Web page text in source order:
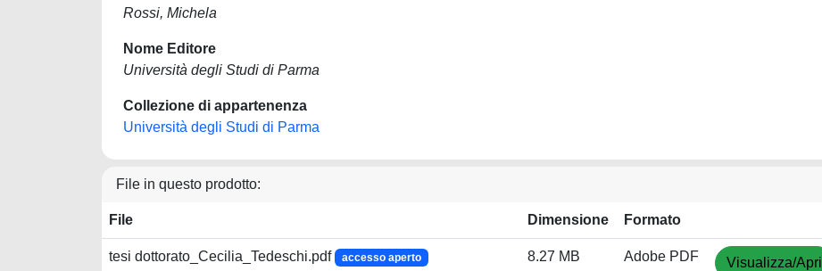
Rossi, Michela
Nome Editore
Università degli Studi di Parma
Collezione di appartenenza
Università degli Studi di Parma
File in questo prodotto:
File Dimensione Formato
tesi dottorato_Cecilia_Tedeschi.pdf accesso aperto 8.27 MB Adobe PDF Visualizza/Apri